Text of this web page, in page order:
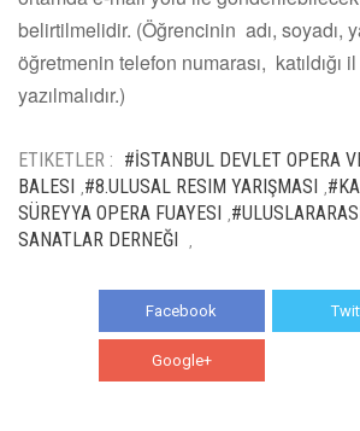
belirtilmelidir. (Öğrencinin adı, soyadı,
öğretmenin telefon numarası, katıldığı
yazılmalıdır.)
ETIKETLER : #İSTANBUL DEVLET OPERA
BALESI #8.ULUSAL RESIM YARIŞMASI
SÜREYYA OPERA FUAYESI
SANATLAR DERNEĞI
Facebook
Google+